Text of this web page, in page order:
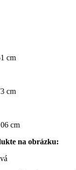
cm
cm
cm
na obrázku: